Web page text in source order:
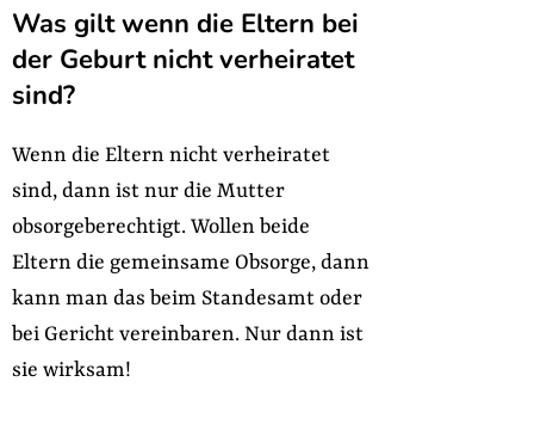
Was gilt wenn die Eltern bei
der Geburt nicht verheiratet
sind?
Wenn die Eltern nicht verheiratet
sind, dann ist nur die Mutter
obsorgeberechtigt. Wollen beide
Eltern die gemeinsame Obsorge, dann
kann man das beim Standesamt oder
bei Gericht vereinbaren. Nur dann ist
sie wirksam!